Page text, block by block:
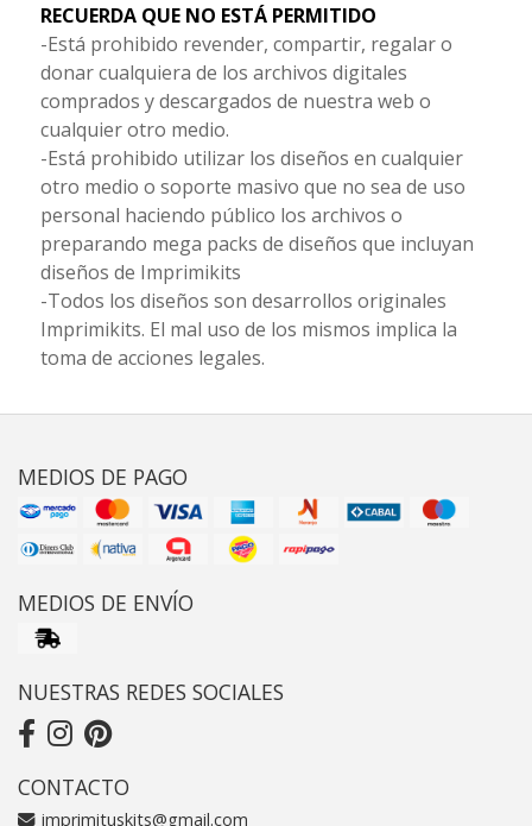
RECUERDA QUE NO ESTÁ PERMITIDO
-Está prohibido revender, compartir, regalar o
donar cualquiera de los archivos digitales
comprados y descargados de nuestra web o
cualquier otro medio.
-Está prohibido utilizar los diseños en cualquier
otro medio o soporte masivo que no sea de uso
personal haciendo público los archivos o
preparando mega packs de diseños que incluyan
diseños de Imprimikits
-Todos los diseños son desarrollos originales
Imprimikits. El mal uso de los mismos implica la
toma de acciones legales.
MEDIOS DE PAGO
MEDIOS DE ENVÍO
NUESTRAS REDES SOCIALES
CONTACTO
imprimituskits@gmail.com